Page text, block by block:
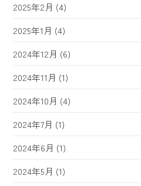
2025年2月 (4)
2025年1月 (4)
2024年12月 (6)
2024年11月 (1)
2024年10月 (4)
2024年7月 (1)
2024年6月 (1)
2024年5月 (1)